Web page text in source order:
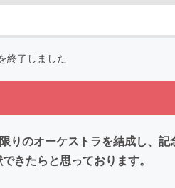
終了しました
のオーケストラを結成し、記
きたらと思っております。